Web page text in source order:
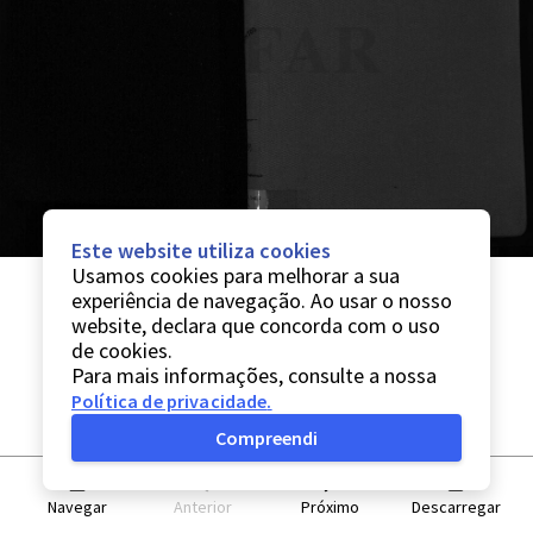
Navegar Anterior Próximo Descarregar
Este website utiliza cookies
Usamos cookies para melhorar a sua
experiência de navegação. Ao usar o nosso
website, declara que concorda com o uso
de cookies.
Para mais informações, consulte a nossa
Política de privacidade.
Compreendi